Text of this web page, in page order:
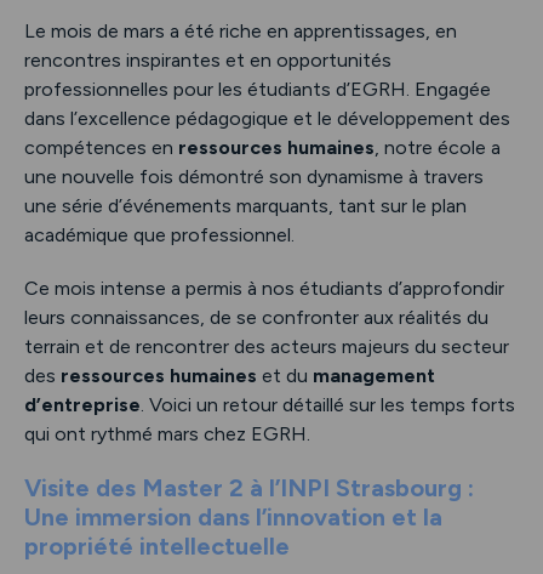
Le mois de mars a été riche en apprentissages, en
rencontres inspirantes et en opportunités
professionnelles pour les étudiants d’EGRH. Engagée
dans l’excellence pédagogique et le développement des
compétences en ressources humaines, notre école a
une nouvelle fois démontré son dynamisme à travers
une série d’événements marquants, tant sur le plan
académique que professionnel.
Ce mois intense a permis à nos étudiants d’approfondir
leurs connaissances, de se confronter aux réalités du
terrain et de rencontrer des acteurs majeurs du secteur
des ressources humaines et du management
d’entreprise. Voici un retour détaillé sur les temps forts
qui ont rythmé mars chez EGRH.
Visite des Master 2 à l’INPI Strasbourg :
Une immersion dans l’innovation et la
propriété intellectuelle